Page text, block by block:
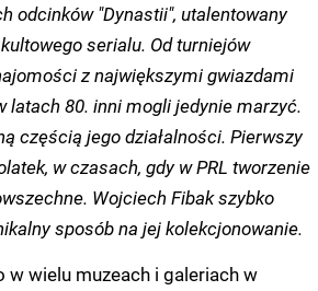
odcinków "Dynastii", utalentowany
serialu. Od turniejów
z największymi gwiazdami
latach 80. inni mogli jedynie marzyć.
częścią jego działalności. Pierwszy
w czasach, gdy w PRL tworzenie
Wojciech Fibak szybko
sposób na jej kolekcjonowanie.
wielu muzeach i galeriach w